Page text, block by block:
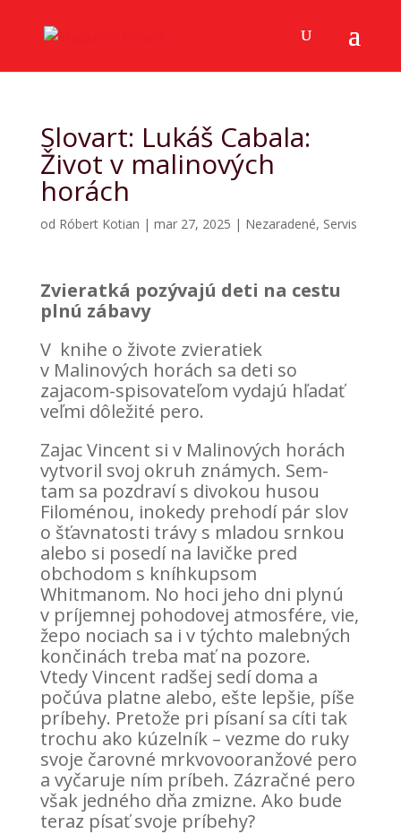
Slovart: Lukáš Cabala:
Život v malinových
horách
od Róbert Kotian | mar 27, 2025 | Nezaradené, Servis
Zvieratká pozývajú deti na cestu
plnú zábavy
V knihe o živote zvieratiek
v Malinových horách sa deti so
zajacom-spisovateľom vydajú hľadať
veľmi dôležité pero.
Zajac Vincent si v Malinových horách
vytvoril svoj okruh známych. Sem-
tam sa pozdraví s divokou husou
Filoménou, inokedy prehodí pár slov
o šťavnatosti trávy s mladou srnkou
alebo si posedí na lavičke pred
obchodom s kníhkupsom
Whitmanom. No hoci jeho dni plynú
v príjemnej pohodovej atmosfére, vie,
žepo nociach sa i v týchto malebných
končinách treba mať na pozore.
Vtedy Vincent radšej sedí doma a
počúva platne alebo, ešte lepšie, píše
príbehy. Pretože pri písaní sa cíti tak
trochu ako kúzelník – vezme do ruky
svoje čarovné mrkvovooranžové pero
a vyčaruje ním príbeh. Zázračné pero
však jedného dňa zmizne. Ako bude
teraz písať svoje príbehy?